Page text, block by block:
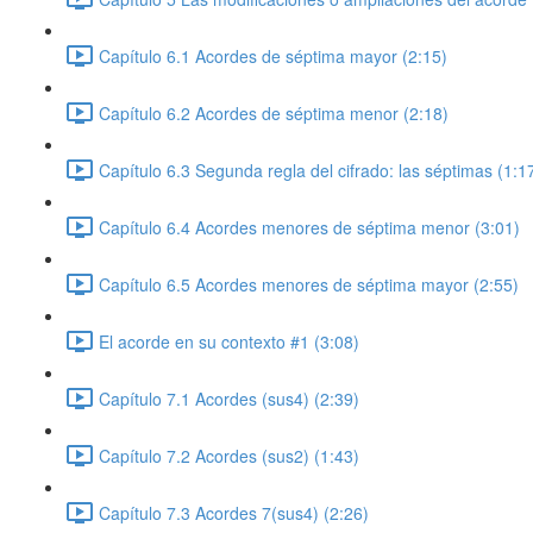
Capítulo 6.1 Acordes de séptima mayor (2:15)
Capítulo 6.2 Acordes de séptima menor (2:18)
Capítulo 6.3 Segunda regla del cifrado: las séptimas
Capítulo 6.4 Acordes menores de séptima menor (3:01)
Capítulo 6.5 Acordes menores de séptima mayor (2:55)
El acorde en su contexto #1 (3:08)
Capítulo 7.1 Acordes (sus4) (2:39)
Capítulo 7.2 Acordes (sus2) (1:43)
Capítulo 7.3 Acordes 7(sus4) (2:26)